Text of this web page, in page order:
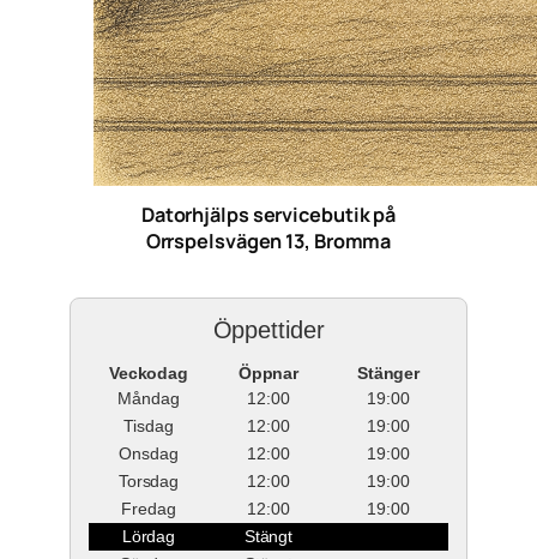
Datorhjälps servicebutik på
Orrspelsvägen 13, Bromma
Öppettider
Veckodag Öppnar
Stänger
Måndag
12:00
19:00
Tisdag
12:00
19:00
Onsdag
12:00
19:00
Torsdag
12:00
19:00
Fredag
12:00
19:00
Lördag
Stängt